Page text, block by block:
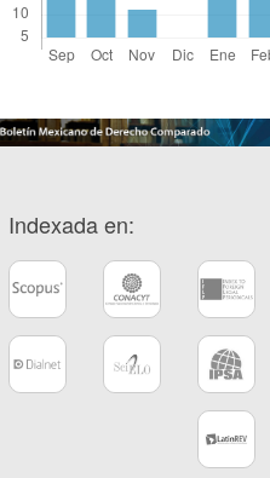
Indexada en: